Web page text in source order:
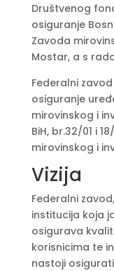
Društvenog
osiguranje
Zavoda
Mostar, a s
Federalni
osiguranje
mirovinskog i
BiH, br.32/01 i
mirovinskog i
Vizija
Federalni
institucija koja
osigurava
korisnicima te
nastoji